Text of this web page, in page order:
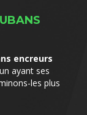
encreurs
ayant ses
les plus